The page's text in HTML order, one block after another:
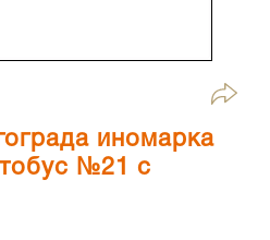
иномарка
№21 с